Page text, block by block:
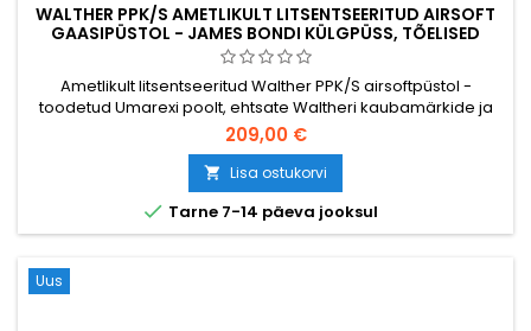
WALTHER PPK/S AMETLIKULT LITSENTSEERITUD AIRSOFT
GAASIPÜSTOL - JAMES BONDI KÜLGPÜSS, TÕELISED
KAUBAMÄRGID
Ametlikult litsentseeritud Walther PPK/S airsoftpüstol -
toodetud Umarexi poolt, ehtsate Waltheri kaubamärkide ja
autentsete tähistega, kõrgekvaliteediline ehitus. Ikooniline
kompaktne Saksa püstol, mis on saanud maailmakuulsaks
James Bondi külgriistana. Roheline gaas, 13-padruniline
hoidik, &lt;1,0 J. 150 mm, 535 g.
209,00 €
 Lisa ostukorvi
 Tarne 7-14 päeva jooksul
Uus